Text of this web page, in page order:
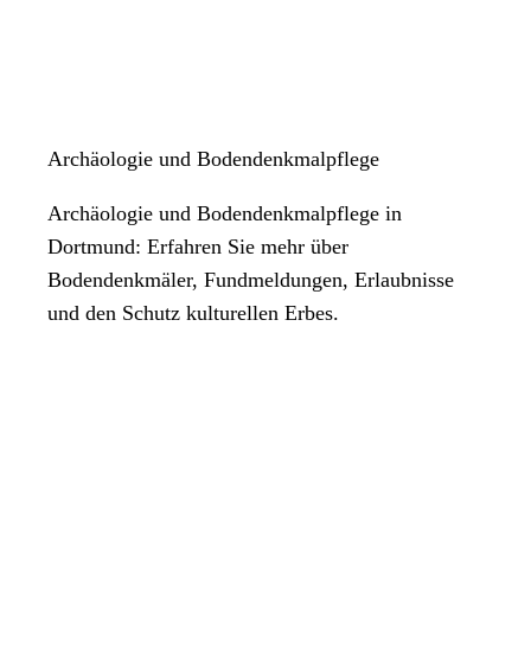
Archäologie und Bodendenkmalpflege
Archäologie und Bodendenkmalpflege in
Dortmund: Erfahren Sie mehr über
Bodendenkmäler, Fundmeldungen, Erlaubnisse
und den Schutz kulturellen Erbes.